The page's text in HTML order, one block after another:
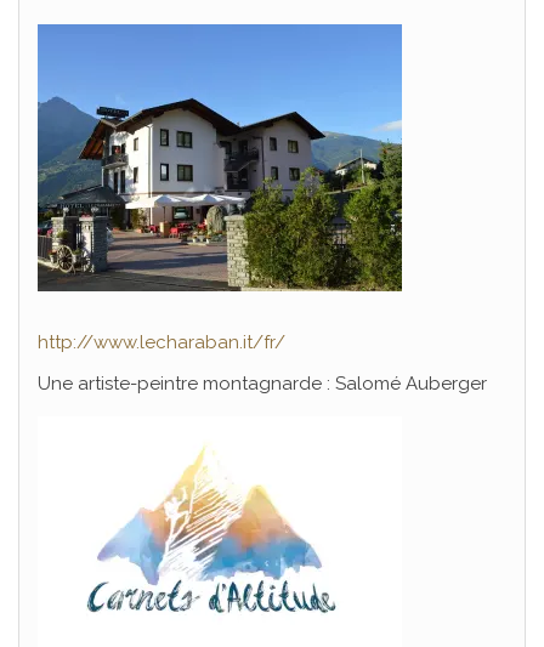
http://www.lecharaban.it/fr/
Une artiste-peintre montagnarde : Salomé Auberger